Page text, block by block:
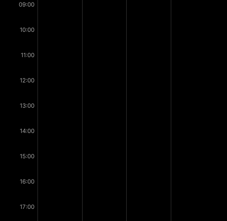
09:00
10:00
11:00
12:00
13:00
14:00
15:00
16:00
17:00